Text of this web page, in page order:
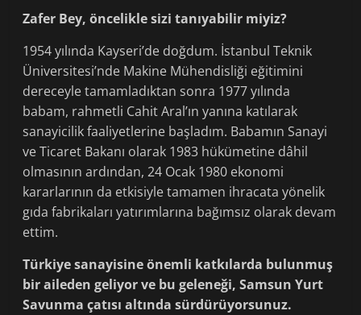
Zafer Bey, öncelikle sizi tanıyabi­lir miyiz?
1954 yılında Kayseri’de doğdum. İs­tanbul Teknik
Üniversitesi’nde Makine Mühendisliği eğitimini
dereceyle tamamla­dıktan sonra 1977 yılında
babam, rahmetli Cahit Aral’ın yanına katılarak
sanayicilik fa­aliyetlerine başladım. Babamın Sanayi
ve Ticaret Bakanı olarak 1983 hükümetine dâhil
olmasının ardından, 24 Ocak 1980 ekonomi
kararlarının da etkisiyle tamamen ihracata yönelik
gıda fabrikaları yatırımları­na bağımsız olarak devam
ettim.
Türkiye sanayisine önemli katkılar­da bulunmuş
bir aileden geliyor ve bu geleneği, Samsun Yurt
Savunma çatısı altında sürdürüyorsunuz.